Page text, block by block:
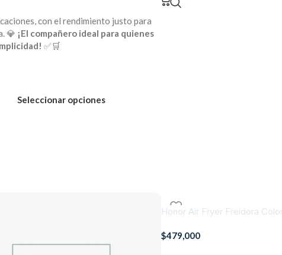
con el rendimiento justo para
💎 ¡El compañero ideal para quienes
✅🛒
Seleccionar opciones
Honor Air Fryer Freidora
$479,000